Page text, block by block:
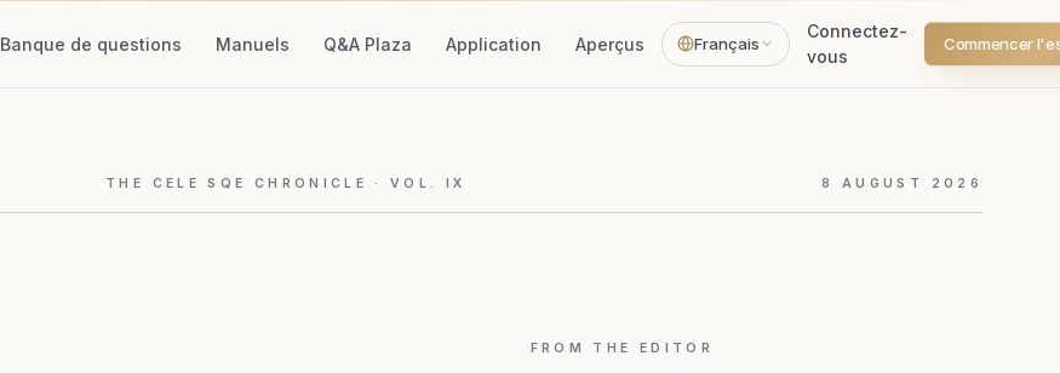
Banque de questions Manuels Q&A Plaza Application Aperçus Français
Connectez-
vous
Commencer
THE CELE SQE CHRONICLE · VOL. IX 8 AUGUST 2026
FROM THE EDITOR